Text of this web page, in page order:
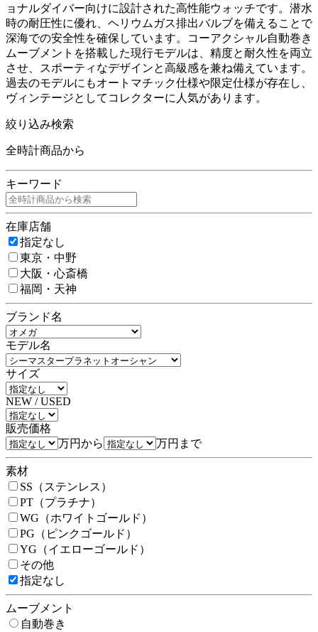
ョナルダイバー向けに設計された高性能ウォッチです。潜水
時の耐圧性に優れ、ヘリウムガス排出バルブを備えることで
深海での安全性を確保しています。コーアクシャル自動巻き
ムーブメントを搭載した現行モデルは、精度と耐久性を両立
させ、スポーティなデザインと高級感を兼ね備えています。
過去のモデルにもオートマチック仕様や限定仕様が存在し、
ヴィンテージとしてコレクターに人気があります。
絞り込み検索
全時計商品から
キーワード
在庫店舗
指定なし
東京・中野
大阪・心斎橋
福岡・天神
ブランド名
モデル名
サイズ
NEW / USED
販売価格
万円から
万円まで
素材
SS（ステンレス）
PT（プラチナ）
WG（ホワイトゴールド）
PG（ピンクゴールド）
YG（イエローゴールド）
その他
指定なし
ムーブメント
自動巻き